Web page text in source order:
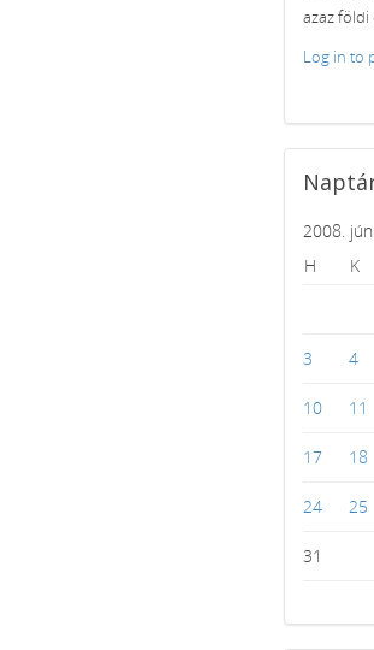
azaz földi
Log in to
2008.
H
K
3 4
10 11
17 18
24 25
31